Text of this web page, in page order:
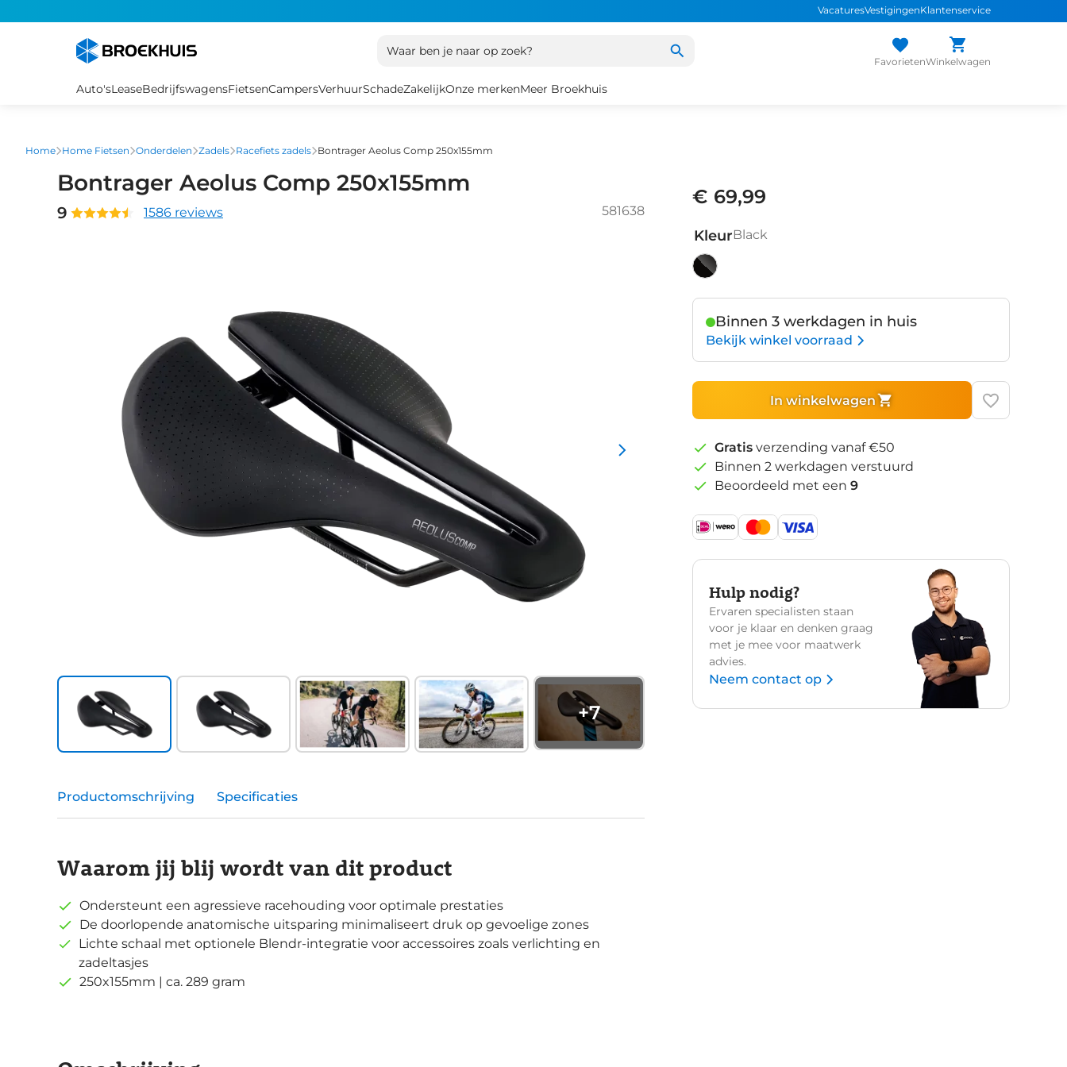
VacaturesVestigingenKlantenservice
Waar ben je naar op zoek?
FavorietenWinkelwagen
Auto'sLeaseBedrijfswagensFietsenCampersVerhuurSchadeZakelijkOnze merkenMeer Broekhuis
Home Home Fietsen Onderdelen Zadels Racefiets zadels Bontrager Aeolus Comp 250x155mm
Bontrager Aeolus Comp 250x155mm
9 1586 reviews 581638
+7
€ 69,99
KleurBlack
Binnen 3 werkdagen in huis
Bekijk winkel voorraad
In winkelwagen
Gratis verzending vanaf €50
Binnen 2 werkdagen verstuurd
Beoordeeld met een 9
Hulp nodig?
Ervaren specialisten staan
voor je klaar en denken graag
met je mee voor maatwerk
advies.
Neem contact op
Productomschrijving Specificaties
Waarom jij blij wordt van dit product
Ondersteunt een agressieve racehouding voor optimale prestaties
De doorlopende anatomische uitsparing minimaliseert druk op gevoelige zones
Lichte schaal met optionele Blendr-integratie voor accessoires zoals verlichting en
zadeltasjes
250x155mm | ca. 289 gram